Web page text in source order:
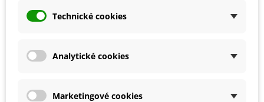
dostatečná zálivka
Detaily produktu
SOUVISEJÍCÍ PRODUKTY
Technické cookies
Analytické cookies
Marketingové cookies